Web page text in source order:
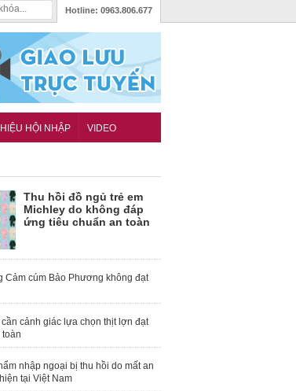
Hotline: 0963.806.677
HỘI NHẬP VIDEO
Thu hồi đồ ngủ trẻ em
Michley do không đáp
ứng tiêu chuẩn an toàn
Cảm cúm Bảo Phương không đạt
cảnh giác lựa chọn thịt lợn đạt
toàn
nhập ngoại bị thu hồi do mất an
tại Việt Nam